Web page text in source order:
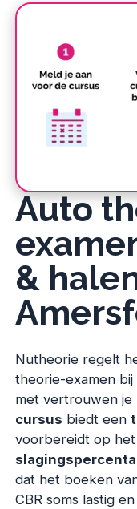
Auto
&
Nutheorie regelt
theorie-examen
met vertrouwen je
cursus biedt een
voorbereidt op
dat het boeken
CBR soms lastig